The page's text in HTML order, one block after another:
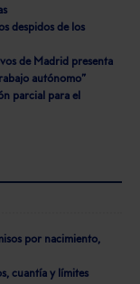
despidos de los
de Madrid presenta
autónomo”
parcial para el
por nacimiento,
cuantía y límites